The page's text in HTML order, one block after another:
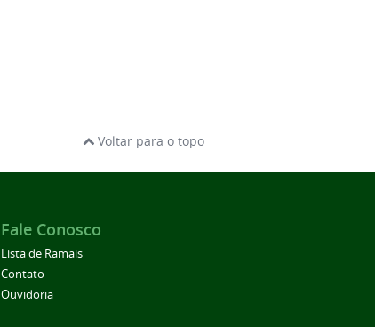
Voltar para o topo
Fale Conosco
Lista de Ramais
Contato
Ouvidoria